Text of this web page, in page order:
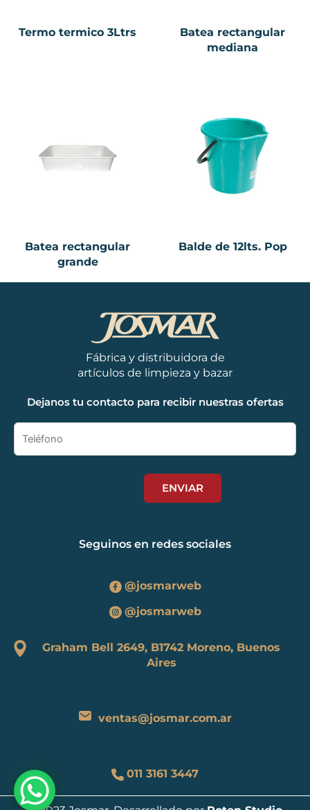
Termo termico 3Ltrs
Batea rectangular
mediana
Batea rectangular
grande
Balde de 12lts. Pop
Fábrica y distribuidora de
artículos de limpieza y bazar
Dejanos tu contacto para recibir nuestras ofertas
Seguinos en redes sociales
@josmarweb
@josmarweb
Graham Bell 2649, B1742 Moreno, Buenos
Aires
ventas@josmar.com.ar
011 3161 3447